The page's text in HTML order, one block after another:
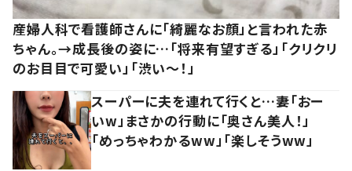
産婦人科で看護師さんに「綺麗なお顔」と言われた赤
ちゃん。→成長後の姿に…「将来有望すぎる」「クリクリ
のお目目で可愛い」「渋い～！」
スーパーに夫を連れて行くと…妻「おー
いw」まさかの行動に「奥さん美人！」
「めっちゃわかるww」「楽しそうww」